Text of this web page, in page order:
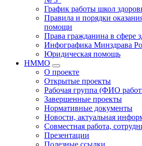
График работы школ
Правила и порядки
помощи
Права гражданина в сфере
Инфографика Минздрава
Юридическая помощь
НММО
О проекте
Открытые проекты
Рабочая группа (ФИО
Завершенные проекты
Нормативные документы
Новости, актуальная
Совместная работа,
Презентации
Полезные ссылки